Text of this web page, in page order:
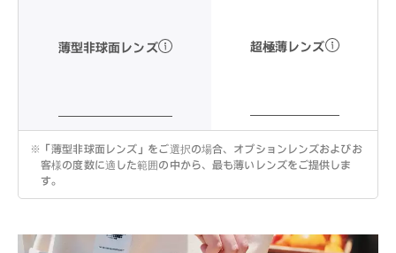
薄型非球面レンズ 超極薄レンズ
※
「薄型非球面レンズ」をご選択の場合、オプションレンズおよびお
客様の度数に適した範囲の中から、最も薄いレンズをご提供しま
す。